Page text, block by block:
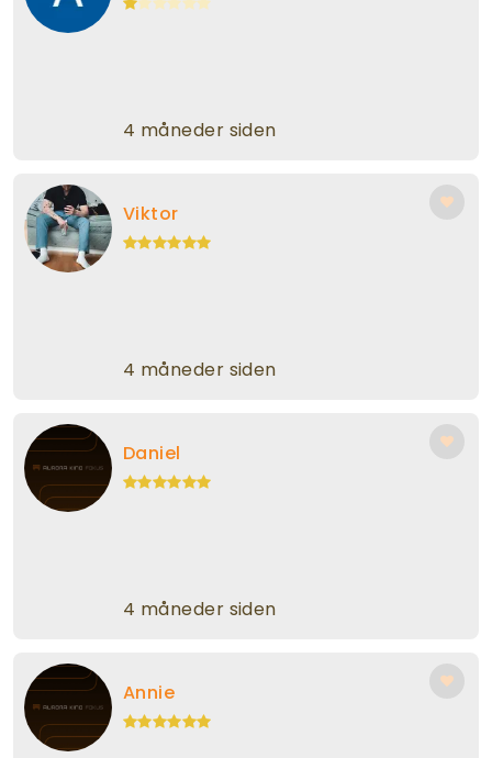
4 måneder siden
Viktor
4 måneder siden
Daniel
4 måneder siden
Annie